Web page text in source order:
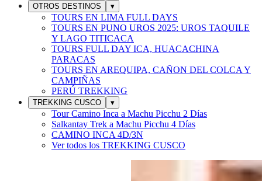
OTROS DESTINOS ▾
TOURS EN LIMA FULL DAYS
TOURS EN PUNO UROS 2025: UROS TAQUILE
Y LAGO TITICACA
TOURS FULL DAY ICA, HUACACHINA
PARACAS
TOURS EN AREQUIPA, CAÑON DEL COLCA Y
CAMPIÑAS
PERÚ TREKKING
TREKKING CUSCO ▾
Tour Camino Inca a Machu Picchu 2 Días
Salkantay Trek a Machu Picchu 4 Días
CAMINO INCA 4D/3N
Ver todos los TREKKING CUSCO